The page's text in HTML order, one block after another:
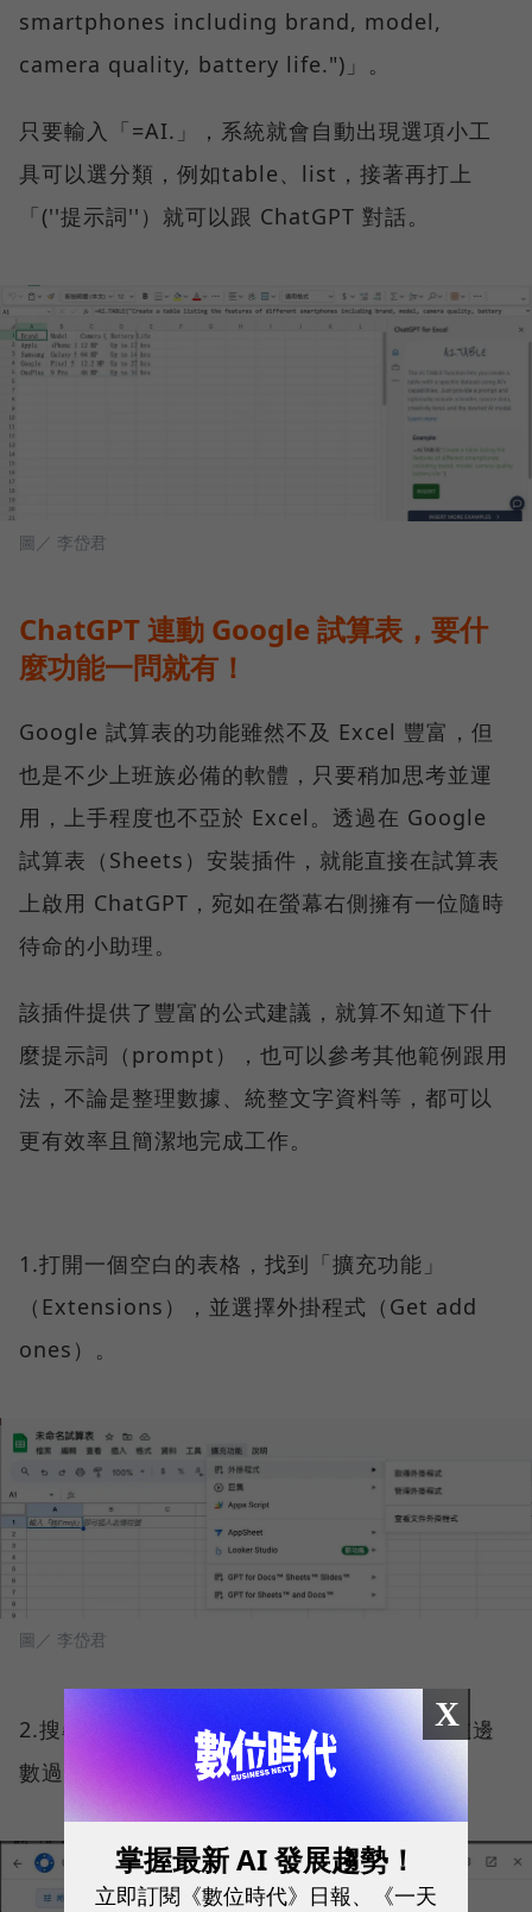
smartphones including brand, model,
camera quality, battery life.")」。
只要輸入「=AI.」，系統就會自動出現選項小工
具可以選分類，例如table、list，接著再打上
「(''提示詞''）就可以跟 ChatGPT 對話。
圖／ 李岱君
ChatGPT 連動 Google 試算表，要什
麼功能一問就有！
Google 試算表的功能雖然不及 Excel 豐富，但
也是不少上班族必備的軟體，只要稍加思考並運
用，上手程度也不亞於 Excel。透過在 Google
試算表（Sheets）安裝插件，就能直接在試算表
上啟用 ChatGPT，宛如在螢幕右側擁有一位隨時
待命的小助理。
該插件提供了豐富的公式建議，就算不知道下什
麼提示詞（prompt），也可以參考其他範例跟用
法，不論是整理數據、統整文字資料等，都可以
更有效率且簡潔地完成工作。
1.打開一個空白的表格，找到「擴充功能」
（Extensions），並選擇外掛程式（Get add
ones）。
圖／ 李岱君
2.搜尋「GPT for Sheets and Docs」。（左邊
數過來第二個）
X
掌握最新 AI 發展趨勢！
立即訂閱《數位時代》日報、《一天